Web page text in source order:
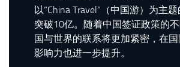
以“China Travel”（中国游）为主
突破10亿。随着中国签证政策的
国与世界的联系将更加紧密，在
影响力也进一步提升。